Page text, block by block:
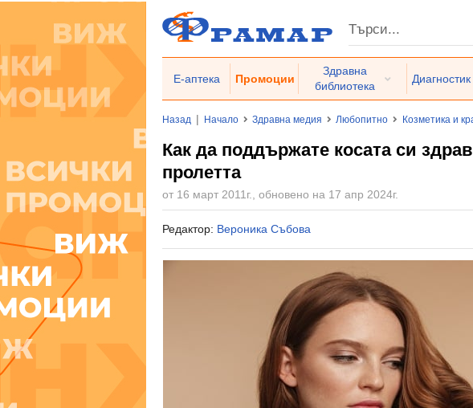
Е-аптека Промоции
Здравна
библиотека
Диагностик
Назад | Начало Здравна медия Любопитно Козметика и
Как да поддържате косата си
пролетта
от 16 март 2011г., обновено на 17 апр 2024г.
Редактор: Вероника Събова